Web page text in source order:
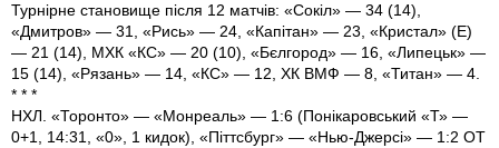
Турнірне становище після 12 матчів: «Сокіл» — 34 (14),
«Дмитров» — 31, «Рись» — 24, «Капітан» — 23, «Кристал» (Е)
— 21 (14), МХК «КС» — 20 (10), «Бєлгород» — 16, «Липецьк» —
15 (14), «Рязань» — 14, «КС» — 12, ХК ВМФ — 8, «Титан» — 4.
* * *
НХЛ. «Торонто» — «Монреаль» — 1:6 (Понікаровський «Т» —
0+1, 14:31, «0», 1 кидок), «Піттсбург» — «Нью-Джерсі» — 1:2 ОТ